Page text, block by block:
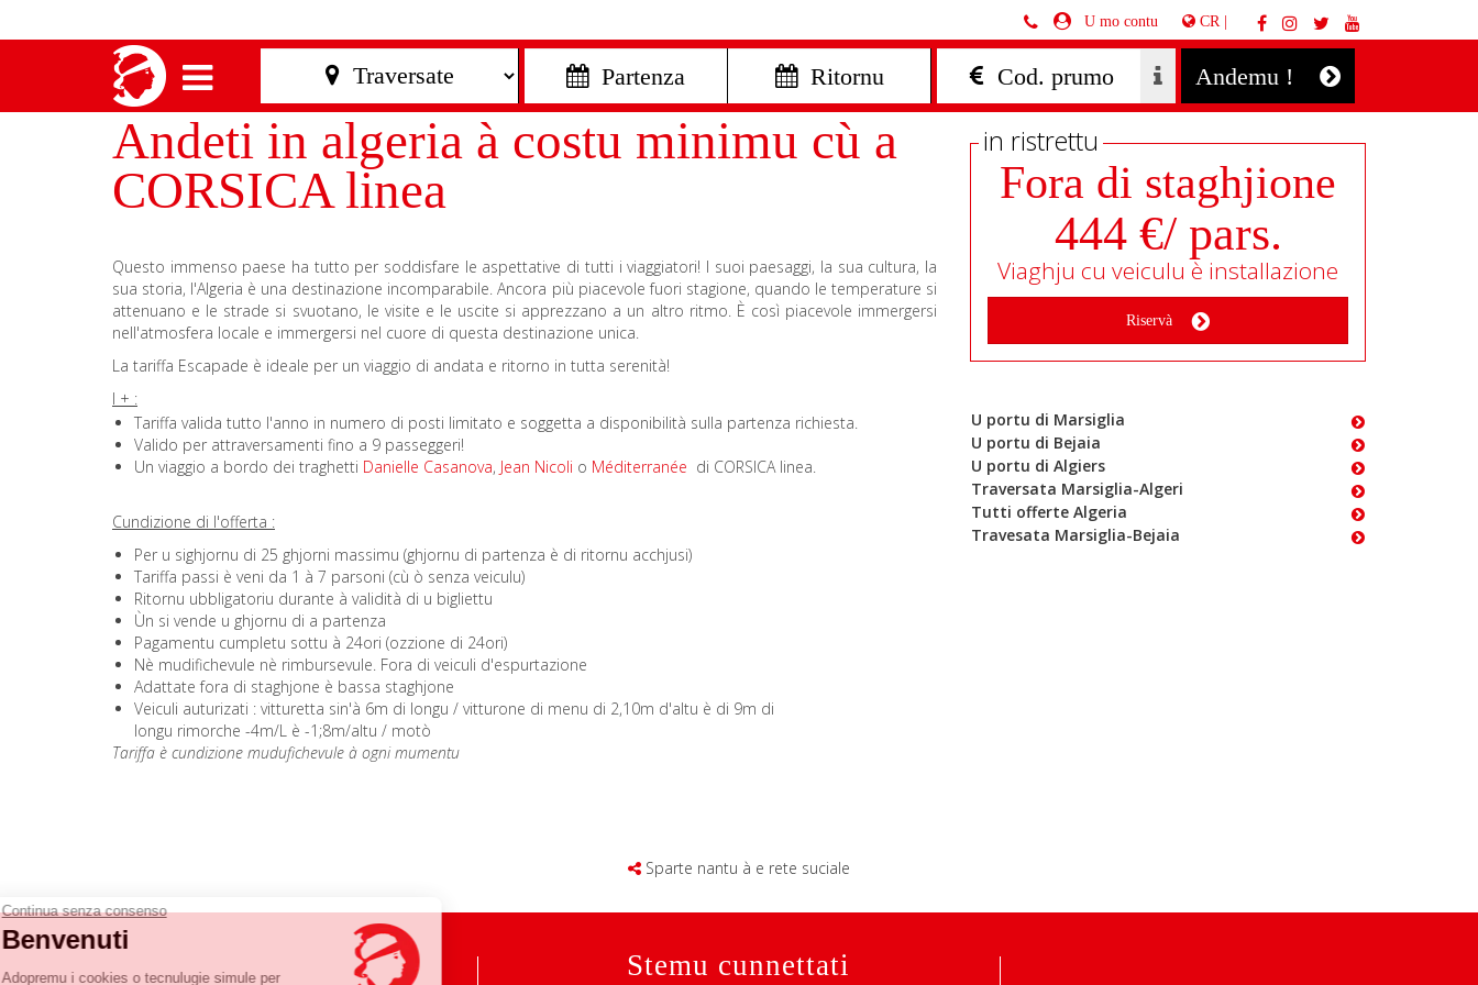
Continua senza consenso
Benvenuti
Adopremu i cookies o tecnulugie simule per
U mo contu CR |
 Partenza  Ritornu
Andeti in algeria à costu minimu cù a
CORSICA linea
Questo immenso paese ha tutto per soddisfare le aspettative di tutti i viaggiatori! I suoi paesaggi, la sua cultura, la
sua storia, l'Algeria è una destinazione incomparabile. Ancora più piacevole fuori stagione, quando le temperature si
attenuano e le strade si svuotano, le visite e le uscite si apprezzano a un altro ritmo. È così piacevole immergersi
nell'atmosfera locale e immergersi nel cuore di questa destinazione unica.
La tariffa Escapade è ideale per un viaggio di andata e ritorno in tutta serenità!
I + :
Tariffa valida tutto l'anno in numero di posti limitato e soggetta a disponibilità sulla partenza richiesta.
Valido per attraversamenti fino a 9 passeggeri!
Un viaggio a bordo dei traghetti Danielle Casanova, Jean Nicoli o Méditerranée di CORSICA linea.
Cundizione di l'offerta :
Per u sighjornu di 25 ghjorni massimu (ghjornu di partenza è di ritornu acchjusi)
Tariffa passi è veni da 1 à 7 parsoni (cù ò senza veiculu)
Ritornu ubbligatoriu durante à validità di u bigliettu
Ùn si vende u ghjornu di a partenza
Pagamentu cumpletu sottu à 24ori (ozzione di 24ori)
Nè mudifichevule nè rimbursevule. Fora di veiculi d'espurtazione
Adattate fora di staghjone è bassa staghjone
Veiculi auturizati : vitturetta sin'à 6m di longu / vitturone di menu di 2,10m d'altu è di 9m di
longu rimorche -4m/L è -1;8m/altu / motò
Tariffa è cundizione mudufichevule à ogni mumentu
in ristrettu
Fora di staghjione
444 €/ pars.
Viaghju cu veiculu è installazione
Riservà
U portu di Marsiglia
U portu di Bejaia
U portu di Algiers
Traversata Marsiglia-Algeri
Tutti offerte Algeria
Travesata Marsiglia-Bejaia
Sparte nantu à e rete suciale
Stemu cunnettati